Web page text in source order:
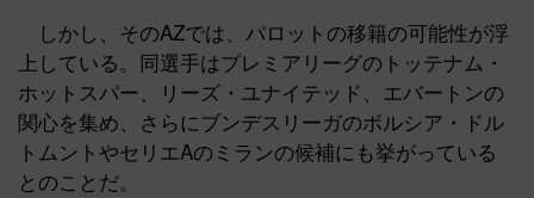
しかし、そのAZでは、パロットの移籍の可能性が浮
上している。同選手はプレミアリーグのトッテナム・
ホットスパー、リーズ・ユナイテッド、エバートンの
関心を集め、さらにブンデスリーガのボルシア・ドル
トムントやセリエAのミランの候補にも挙がっている
とのことだ。